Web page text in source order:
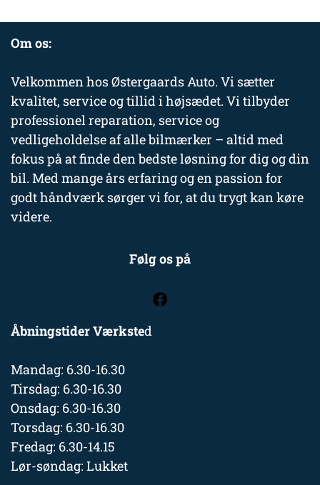
Om os:
Velkommen hos Østergaards Auto. Vi sætter
kvalitet, service og tillid i højsædet. Vi tilbyder
professionel reparation, service og
vedligeholdelse af alle bilmærker – altid med
fokus på at finde den bedste løsning for dig og din
bil. Med mange års erfaring og en passion for
godt håndværk sørger vi for, at du trygt kan køre
videre.
Følg os på
Åbningstider Værksted
Mandag: 6.30-16.30
Tirsdag: 6.30-16.30
Onsdag: 6.30-16.30
Torsdag: 6.30-16.30
Fredag: 6.30-14.15
Lør-søndag: Lukket